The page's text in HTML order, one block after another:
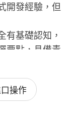
開發經驗，但
有基礎認知，
要點，具備責
客戶詢問、
工作節奏。
度，能接受
。
操作